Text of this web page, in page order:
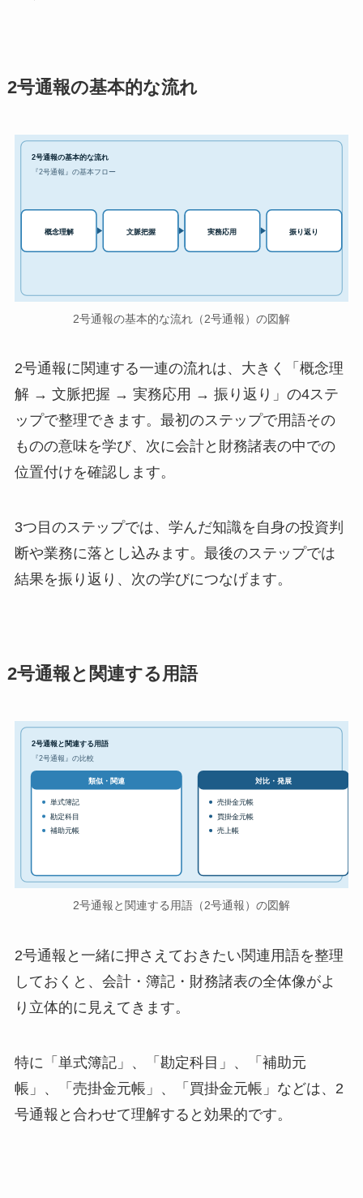
2号通報の基本的な流れ
2号通報の基本的な流れ
『2号通報』の基本フロー
概念理解 文脈把握 実務応用 振り返り
2号通報の基本的な流れ（2号通報）の図解
2号通報に関連する一連の流れは、大きく「概念理
解 → 文脈把握 → 実務応用 → 振り返り」の4ステ
ップで整理できます。最初のステップで用語その
ものの意味を学び、次に会計と財務諸表の中での
位置付けを確認します。
3つ目のステップでは、学んだ知識を自身の投資判
断や業務に落とし込みます。最後のステップでは
結果を振り返り、次の学びにつなげます。
2号通報と関連する用語
2号通報と関連する用語
『2号通報』の比較
類似・関連
単式簿記
勘定科目
補助元帳
対比・発展
売掛金元帳
買掛金元帳
売上帳
2号通報と関連する用語（2号通報）の図解
2号通報と一緒に押さえておきたい関連用語を整理
しておくと、会計・簿記・財務諸表の全体像がよ
り立体的に見えてきます。
特に「単式簿記」、「勘定科目」、「補助元
帳」、「売掛金元帳」、「買掛金元帳」などは、2
号通報と合わせて理解すると効果的です。